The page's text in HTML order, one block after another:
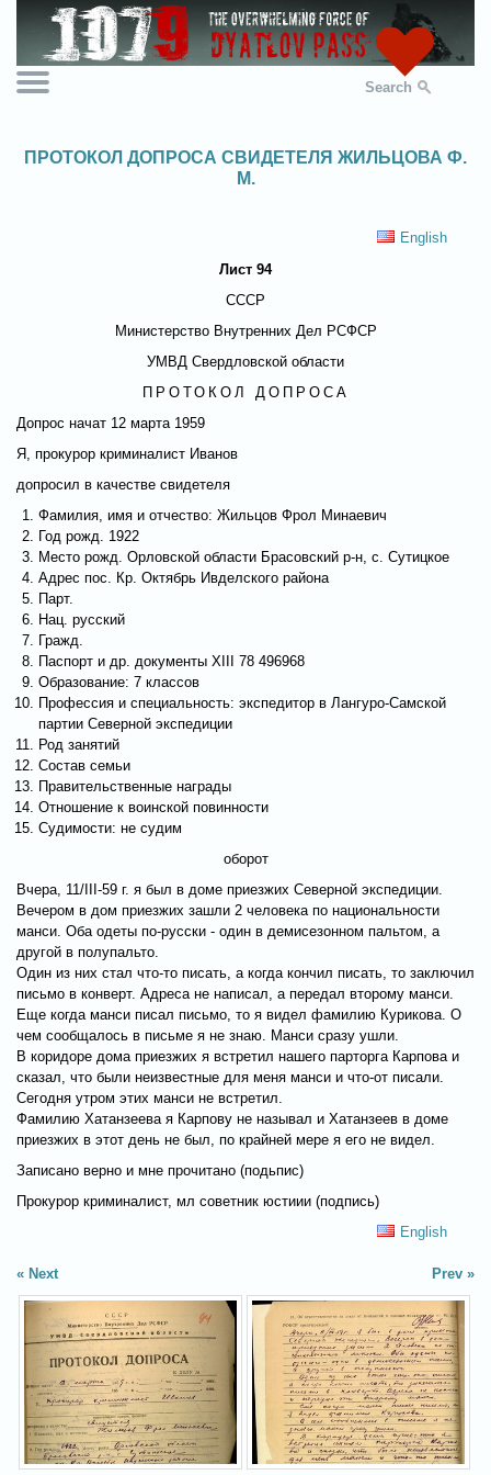
Search
ПРОТОКОЛ ДОПРОСА СВИДЕТЕЛЯ ЖИЛЬЦОВА Ф.
М.
English
Лист 94
СССР
Министерство Внутренних Дел РСФСР
УМВД Свердловской области
ПРОТОКОЛ ДОПРОСА
Допрос начат 12 марта 1959
Я, прокурор криминалист Иванов
допросил в качестве свидетеля
Фамилия, имя и отчество: Жильцов Фрол Минаевич
Год рожд. 1922
Место рожд. Орловской области Брасовский р-н, с. Сутицкое
Адрес пос. Кр. Октябрь Ивделского района
Парт.
Нац. русский
Гражд.
Паспорт и др. документы XIII 78 496968
Образование: 7 классов
Профессия и специальность: экспедитор в Лангуро-Самской
партии Северной экспедиции
Род занятий
Состав семьи
Правительственные награды
Отношение к воинской повинности
Судимости: не судим
оборот
Вчера, 11/III-59 г. я был в доме приезжих Северной экспедиции.
Вечером в дом приезжих зашли 2 человека по национальности
манси. Оба одеты по-русски - один в демисезонном пальтом, а
другой в полупальто.
Один из них стал что-то писать, а когда кончил писать, то заключил
письмо в конверт. Адреса не написал, а передал второму манси.
Еще когда манси писал письмо, то я видел фамилию Курикова. О
чем сообщалось в письме я не знаю. Манси сразу ушли.
В коридоре дома приезжих я встретил нашего парторга Карпова и
сказал, что были неизвестные для меня манси и что-от писали.
Сегодня утром этих манси не встретил.
Фамилию Хатанзеева я Карпову не называл и Хатанзеев в доме
приезжих в этот день не был, по крайней мере я его не видел.
Записано верно и мне прочитано (подьпис)
Прокурор криминалист, мл советник юстиии (подпись)
English
Next Prev